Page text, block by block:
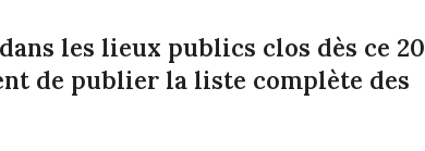
les lieux publics clos dès ce 20
de publier la liste complète des